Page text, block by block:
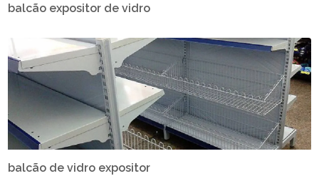
balcão expositor de vidro
balcão de vidro expositor